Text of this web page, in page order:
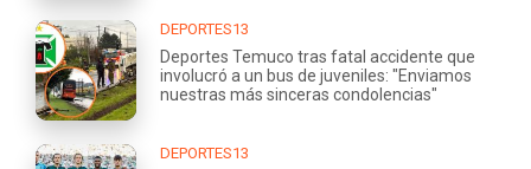
DEPORTES13
Deportes Temuco tras fatal accidente que
involucró a un bus de juveniles: "Enviamos
nuestras más sinceras condolencias"
DEPORTES13